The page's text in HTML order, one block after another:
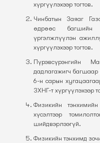
хүргүүлэхээр тогтов.
Чинбатын Заяаг
өдрөөс багшийн
үргэлжлүүлэн
хүргүүлэхээр тогтов.
Пүрэвсүрэнгийн
дадлагажигч
6-н сарын
ЗХНГ-т хүргүүлэхээр
Физикийн
хүсэлтээр
шийдвэрлээгүй.
Физикийн тэнхимд